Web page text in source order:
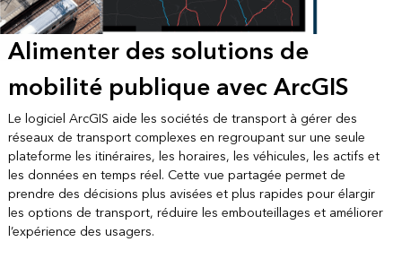
Alimenter des solutions de
mobilité publique avec ArcGIS
Le logiciel ArcGIS aide les sociétés de transport à gérer des
réseaux de transport complexes en regroupant sur une seule
plateforme les itinéraires, les horaires, les véhicules, les actifs et
les données en temps réel. Cette vue partagée permet de
prendre des décisions plus avisées et plus rapides pour élargir
les options de transport, réduire les embouteillages et améliorer
l’expérience des usagers.